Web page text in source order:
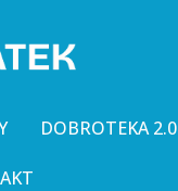
DOBROTEKA 2.0